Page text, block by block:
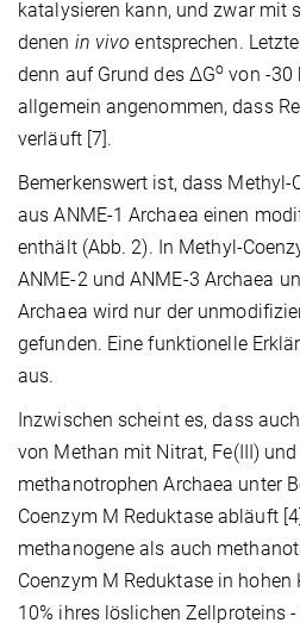
katalysieren kann, und zwar mit
denen in vivo entsprechen.
denn auf Grund des ∆Go von -30
allgemein angenommen, dass
verläuft [7].
Bemerkenswert ist, dass Methyl-
aus ANME-1 Archaea einen
enthält (Abb. 2). In Methyl-
ANME-2 und ANME-3 Archaea
Archaea wird nur der
gefunden. Eine funktionelle
aus.
Inzwischen scheint es, dass
von Methan mit Nitrat, Fe(III)
methanotrophen Archaea unter
Coenzym M Reduktase abläuft
methanogene als auch
Coenzym M Reduktase in
10% ihres löslichen Zellproteins